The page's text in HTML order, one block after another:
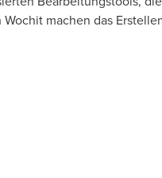
machen das